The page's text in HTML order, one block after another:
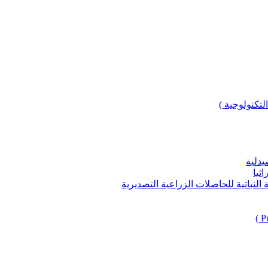
)
للحاصلات الزراعية التصديرية